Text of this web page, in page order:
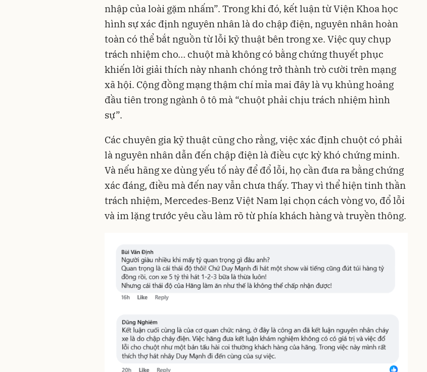
nhập của loài gặm nhấm”. Trong khi đó, kết luận từ Viện Khoa học
hình sự xác định nguyên nhân là do chập điện, nguyên nhân hoàn
toàn có thể bắt nguồn từ lỗi kỹ thuật bên trong xe. Việc quy chụp
trách nhiệm cho… chuột mà không có bằng chứng thuyết phục
khiến lời giải thích này nhanh chóng trở thành trò cười trên mạng
xã hội. Cộng đồng mạng thậm chí mỉa mai đây là vụ khủng hoảng
đầu tiên trong ngành ô tô mà “chuột phải chịu trách nhiệm hình
sự”.
Các chuyên gia kỹ thuật cũng cho rằng, việc xác định chuột có phải
là nguyên nhân dẫn đến chập điện là điều cực kỳ khó chứng minh.
Và nếu hãng xe dùng yếu tố này để đổ lỗi, họ cần đưa ra bằng chứng
xác đáng, điều mà đến nay vẫn chưa thấy. Thay vì thể hiện tinh thần
trách nhiệm, Mercedes-Benz Việt Nam lại chọn cách vòng vo, đổ lỗi
và im lặng trước yêu cầu làm rõ từ phía khách hàng và truyền thông.